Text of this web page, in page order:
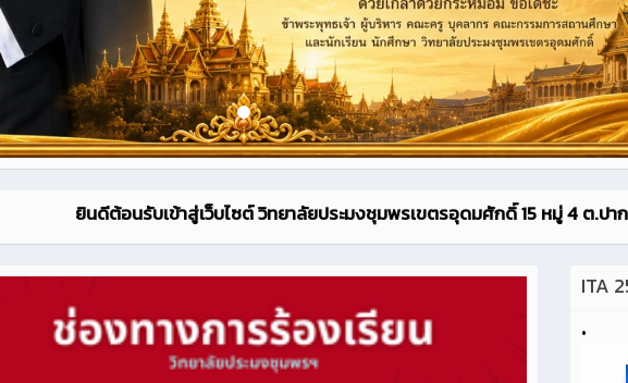
ต้อนรับเข้าสู่เว็บไซต์ วิทยาลัยประมงชุมพรเขตรอุดมศักดิ์ 15 หมู่ 4 ต.ปากตะโก อ.
ITA
•